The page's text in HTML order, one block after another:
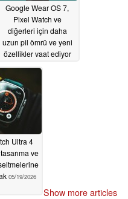
Google Wear OS 7,
Pixel Watch ve
diğerleri için daha
uzun pil ömrü ve yeni
özellikler vaat ediyor
05/20/2026
Ultra 4
ve
05/19/2026
Show more articles